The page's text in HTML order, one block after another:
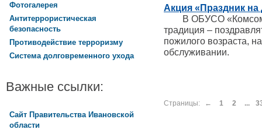
Акция «Праздник на
В ОБУСО
традиция –
пожилого возраста,
обслуживании.
Страницы: ← 1 2 ...
Фотогалерея
Антитеррористическая
безопасность
Противодействие терроризму
Система долговременного ухода
Важные ссылки:
Сайт Правительства Ивановской
области